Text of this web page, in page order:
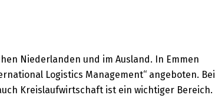
Niederlanden und im Ausland. In Emmen
Logistics Management“ angeboten. Bei
Kreislaufwirtschaft ist ein wichtiger Bereich.